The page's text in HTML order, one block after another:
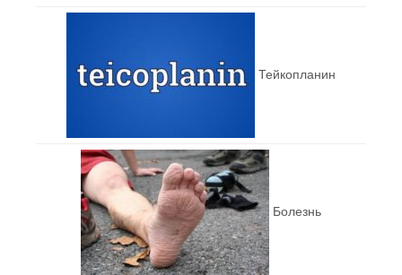
Тейкопланин
Болезнь